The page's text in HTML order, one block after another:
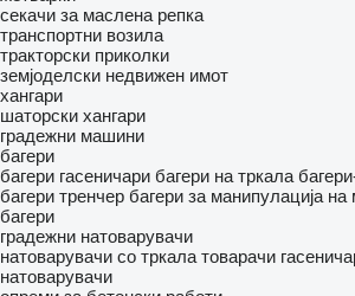
секачи за маслена репка
транспортни возила
тракторски приколки
земјоделски недвижен имот
хангари
шаторски хангари
градежни машини
багери
багери гасеничари багери на тркала
багери тренчер багери за манипулација на
багери
градежни натоварувачи
натоварувачи со тркала товарачи
натоварувачи